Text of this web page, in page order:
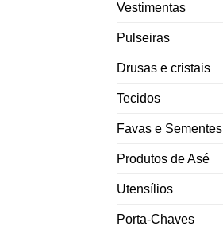
Vestimentas
Pulseiras
Drusas e cristais
Tecidos
Favas e Sementes
Produtos de Asé
Utensílios
Porta-Chaves